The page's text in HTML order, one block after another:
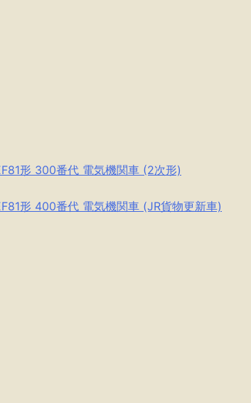
形 300番代 電気機関車 (2次形)
形 400番代 電気機関車 (JR貨物更新車)